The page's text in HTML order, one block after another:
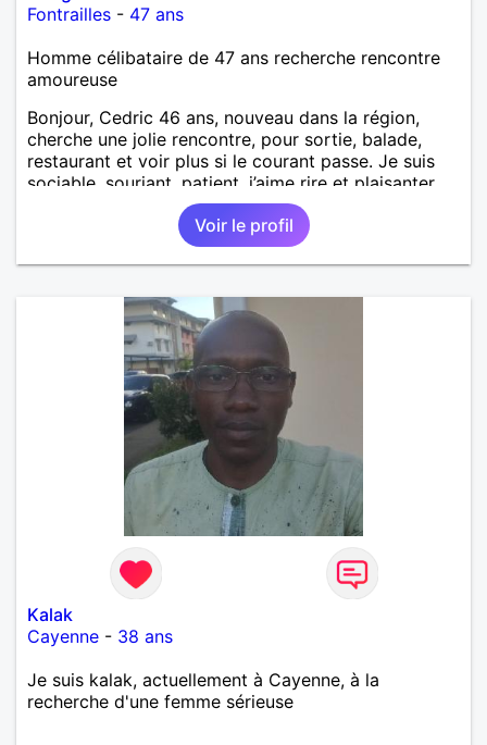
Fontrailles - 47 ans
Homme célibataire de 47 ans recherche rencontre
amoureuse
Bonjour, Cedric 46 ans, nouveau dans la région,
cherche une jolie rencontre, pour sortie, balade,
restaurant et voir plus si le courant passe. Je suis
sociable, souriant, patient, j’aime rire et plaisanter..
Voir le profil
Kalak
Cayenne - 38 ans
Je suis kalak, actuellement à Cayenne, à la
recherche d'une femme sérieuse